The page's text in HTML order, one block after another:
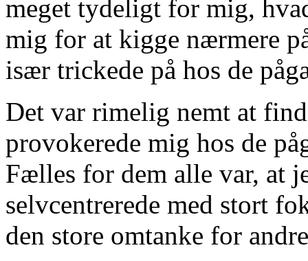
meget tydeligt for mig,
mig for at kigge nærmere
især trickede på hos de
Det var rimelig nemt at
provokerede mig hos de
Fælles for dem alle var, at
selvcentrerede med stort
den store omtanke for